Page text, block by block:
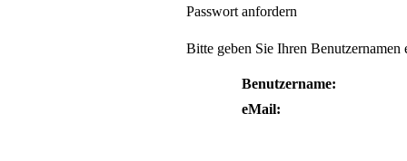
Passwort anfordern
Bitte geben Sie Ihren Benutzernamen
Benutzername:
eMail: